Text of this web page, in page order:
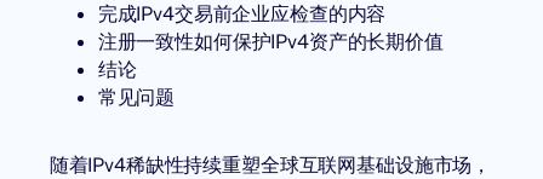
完成IPv4交易前企业应检查的内容
注册一致性如何保护IPv4资产的长期价值
结论
常见问题
随着IPv4稀缺性持续重塑全球互联网基础设施市场，